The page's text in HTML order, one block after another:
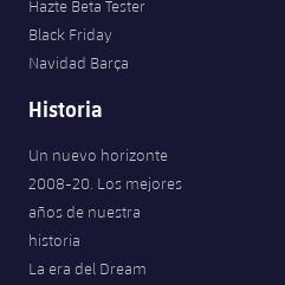
Hazte Beta Tester
Black Friday
Navidad Barça
Historia
Un nuevo horizonte
2008-20. Los mejores
años de nuestra
historia
La era del Dream